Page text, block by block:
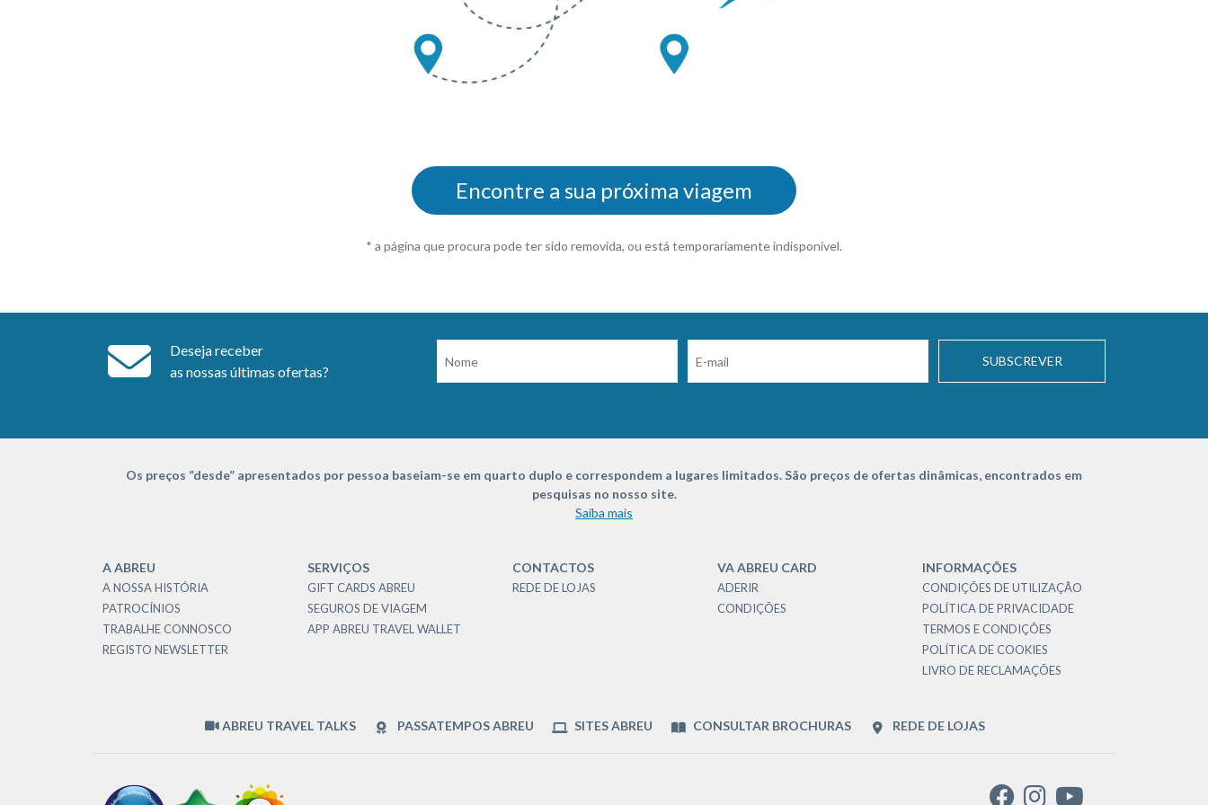
Encontre a sua próxima viagem
* a página que procura pode ter sido removida, ou está temporariamente indisponível.
Deseja receber
as nossas últimas ofertas?
SUBSCREVER
Os preços “desde” apresentados por pessoa baseiam-se em quarto duplo e correspondem a lugares limitados. São preços de ofertas dinâmicas, encontrados em
pesquisas no nosso site.
Saiba mais
A ABREU
A NOSSA HISTÓRIA
PATROCÍNIOS
TRABALHE CONNOSCO
REGISTO NEWSLETTER
SERVIÇOS
GIFT CARDS ABREU
SEGUROS DE VIAGEM
APP ABREU TRAVEL WALLET
CONTACTOS
REDE DE LOJAS
VA ABREU CARD
ADERIR
CONDIÇÕES
INFORMAÇÕES
CONDIÇÕES DE UTILIZAÇÃO
POLÍTICA DE PRIVACIDADE
TERMOS E CONDIÇÕES
POLÍTICA DE COOKIES
LIVRO DE RECLAMAÇÕES
ABREU TRAVEL TALKS PASSATEMPOS ABREU SITES ABREU CONSULTAR BROCHURAS REDE DE LOJAS